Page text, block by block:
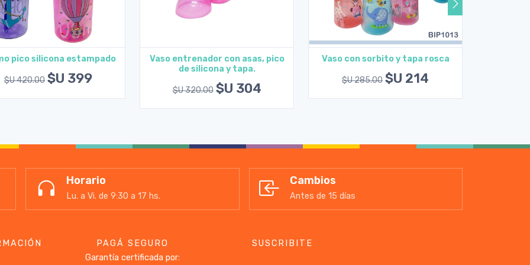
Agregar al carrito
pico silicona estampado
$U 420.00 $U 399 Agregar al carrito
Vaso entrenador con asas, pico
de silicona y tapa.
$U 320.00 $U 304
Agregar al carrito
Vaso con sorbito y tapa rosca
$U 285.00 $U 214
Horario
Lu. a Vi. de 9:30 a 17 hs.
Cambios
Antes de 15 días
PAGÁ SEGURO
Garantía certificada por:
SUSCRIBITE